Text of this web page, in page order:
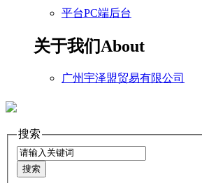
平台PC端后台
关于我们About
广州宇泽盟贸易有限公司
搜索